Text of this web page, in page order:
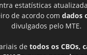
estatísticas
de acordo com dados
divulgados pelo MTE.
de todos os CBOs,